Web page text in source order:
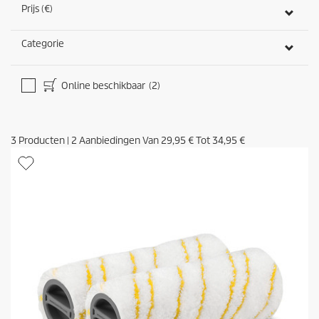
Prijs (€)
Categorie
Online beschikbaar (2)
3 Producten | 2 Aanbiedingen Van 29,95 €Tot 34,95 €